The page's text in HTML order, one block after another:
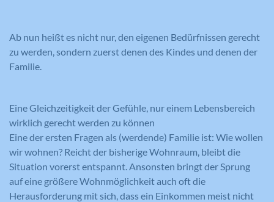
Ab nun heißt es nicht nur, den eigenen Bedürfnissen gerecht
zu werden, sondern zuerst denen des Kindes und denen der
Familie.
Eine Gleichzeitigkeit der Gefühle, nur einem Lebensbereich
wirklich gerecht werden zu können
Eine der ersten Fragen als (werdende) Familie ist: Wie wollen
wir wohnen? Reicht der bisherige Wohnraum, bleibt die
Situation vorerst entspannt. Ansonsten bringt der Sprung
auf eine größere Wohnmöglichkeit auch oft die
Herausforderung mit sich, dass ein Einkommen meist nicht